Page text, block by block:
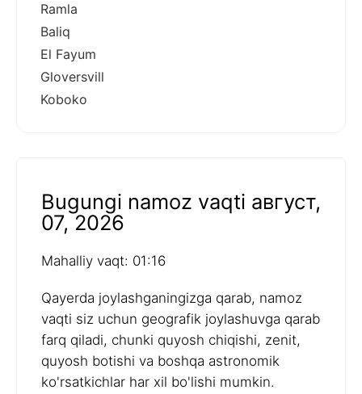
Ramla
Baliq
El Fayum
Gloversvill
Koboko
Bugungi namoz vaqti август,
07, 2026
Mahalliy vaqt: 01:16
Qayerda joylashganingizga qarab, namoz
vaqti siz uchun geografik joylashuvga qarab
farq qiladi, chunki quyosh chiqishi, zenit,
quyosh botishi va boshqa astronomik
ko'rsatkichlar har xil bo'lishi mumkin.